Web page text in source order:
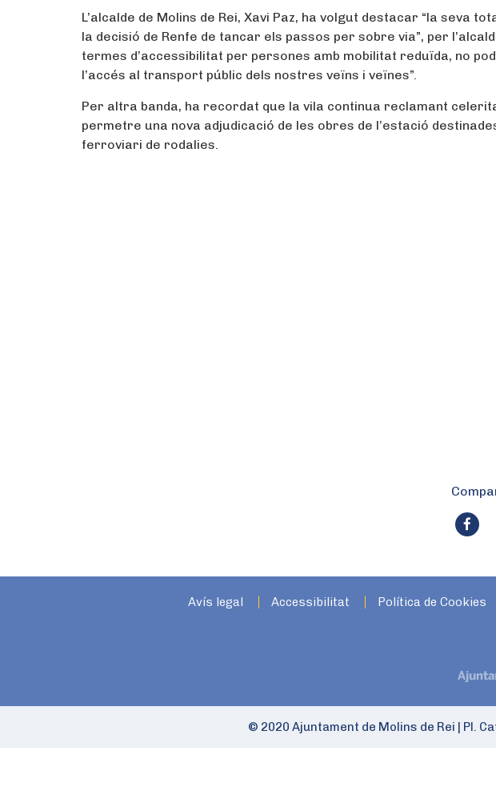
L’alcalde de Molins de Rei, Xavi Paz, ha volgut destacar “la seva
la decisió de Renfe de tancar els passos per sobre via”, per
termes d’accessibilitat per persones amb mobilitat reduïda, no
l’accés al transport públic dels nostres veïns i veïnes”.
Per altra banda, ha recordat que la vila continua reclamant
permetre una nova adjudicació de les obres de l’estació
ferroviari de rodalies.
Avís legal Accessibilitat Política de Cookies
© 2020 Ajuntament de Molins de Rei Pl.